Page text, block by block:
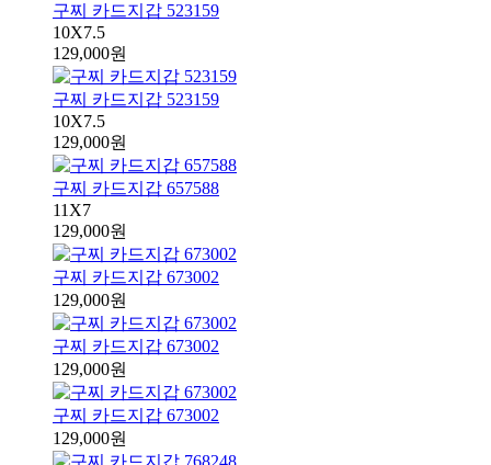
구찌 카드지갑 523159
10X7.5
129,000원
구찌 카드지갑 523159
10X7.5
129,000원
구찌 카드지갑 657588
11X7
129,000원
구찌 카드지갑 673002
129,000원
구찌 카드지갑 673002
129,000원
구찌 카드지갑 673002
129,000원